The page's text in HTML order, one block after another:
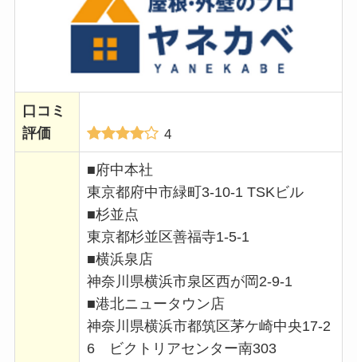
口コミ
評価
4
■府中本社
東京都府中市緑町3-10-1 TSKビル
■杉並点
東京都杉並区善福寺1-5-1
■横浜泉店
神奈川県横浜市泉区西が岡2-9-1
■港北ニュータウン店
神奈川県横浜市都筑区茅ケ崎中央17‐2
6 ビクトリアセンター南303